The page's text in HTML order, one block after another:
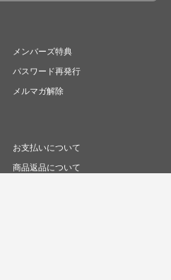
メンバーズ特典
パスワード再発行
メルマガ解除
お支払いについて
商品返品について